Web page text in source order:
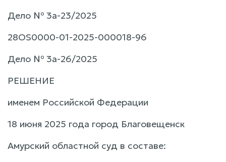
Дело № 3а-23/2025
28OS0000-01-2025-000018-96
Дело № 3а-26/2025
РЕШЕНИЕ
именем Российской Федерации
18 июня 2025 года город Благовещенск
Амурский областной суд в составе: